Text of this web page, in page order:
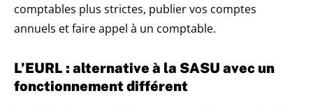
comptables plus strictes, publier vos comptes
annuels et faire appel à un comptable.
L’EURL : alternative à la SASU avec un
fonctionnement différent